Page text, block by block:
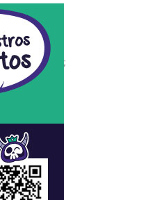
;